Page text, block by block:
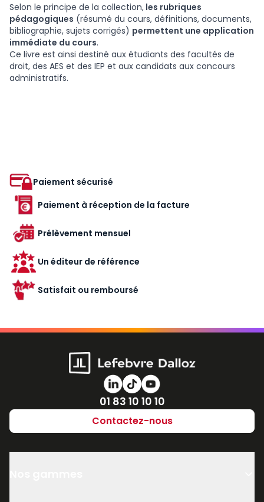
Selon le principe de la collection, les rubriques
pédagogiques (résumé du cours, définitions, documents,
bibliographie, sujets corrigés) permettent une application
immédiate du cours.
Ce livre est ainsi destiné aux étudiants des facultés de
droit, des AES et des IEP et aux candidats aux concours
administratifs.
Paiement sécurisé
Paiement à réception de la facture
Prélèvement mensuel
Un éditeur de référence
Satisfait ou remboursé
Numéro de téléphone
01 83 10 10 10
Contactez-nous